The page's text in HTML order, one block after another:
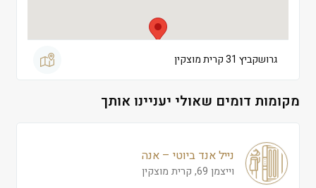
גרושקביץ 31 קרית מוצקין
מקומות דומים שאולי יעניינו אותך
נייל אנד ביוטי – אנה
וייצמן 69, קרית מוצקין